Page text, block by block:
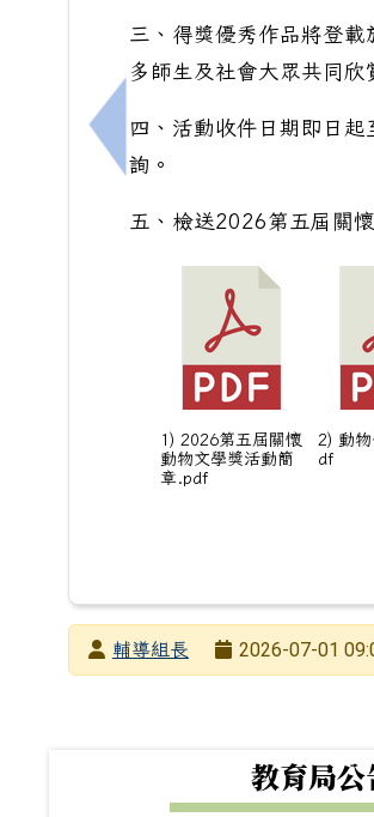
上一筆：[輔]懇請 貴校協助
三、得獎優秀作品將登
多師生及社會大眾共同欣
四、活動收件日期即日
詢。
五、檢送2026第五屆關
1) 2026第五屆關懷
動物文學獎活動簡
章.pdf
2) 動
df
發布者輔導組長
2026-07-01
教育局公